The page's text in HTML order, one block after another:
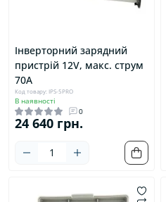
Інверторний зарядний
пристрій 12V, макс. струм
70A
Код товару: IPS-5PRO
В наявності
0
24 640 грн.